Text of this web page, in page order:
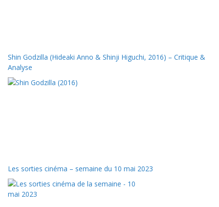
Shin Godzilla (Hideaki Anno & Shinji Higuchi, 2016) – Critique &
Analyse
Les sorties cinéma – semaine du 10 mai 2023